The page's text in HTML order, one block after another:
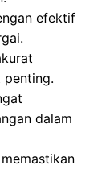
efektif
penting.
dalam